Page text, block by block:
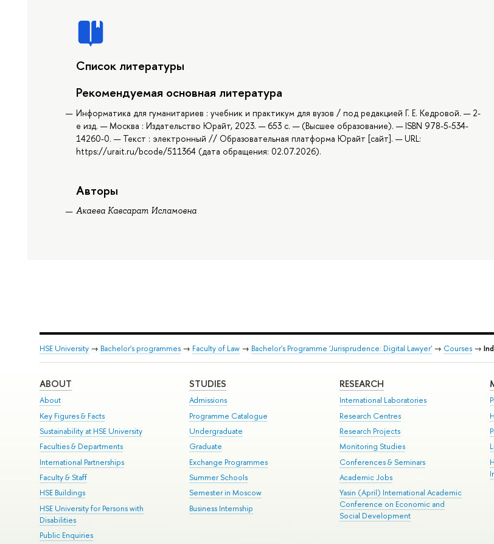
Список литературы
Рекомендуемая основная литература
Информатика для гуманитариев : учебник и практикум для вузов / под редакцией Г. Е. Кедровой. — 2-
е изд. — Москва : Издательство Юрайт, 2023. — 653 с. — (Высшее образование). — ISBN 978-5-534-
14260-0. — Текст : электронный // Образовательная платформа Юрайт [сайт]. — URL:
https://urait.ru/bcode/511364 (дата обращения: 02.07.2026).
Авторы
Акаева Кавсарат Исламовна
HSE University→ Bachelor's programmes→ Faculty of Law→ Bachelor's Programme 'Jurisprudence: Digital Lawyer'→ Courses→
ABOUT
About
Key Figures & Facts
Sustainability at HSE University
Faculties & Departments
International Partnerships
Faculty & Staff
HSE Buildings
HSE University for Persons with
Disabilities
Public Enquiries
STUDIES
Admissions
Programme Catalogue
Undergraduate
Graduate
Exchange Programmes
Summer Schools
Semester in Moscow
Business Internship
RESEARCH
International Laboratories
Research Centres
Research Projects
Monitoring Studies
Conferences & Seminars
Academic Jobs
Yasin (April) International Academic
Conference on Economic and
Social Development